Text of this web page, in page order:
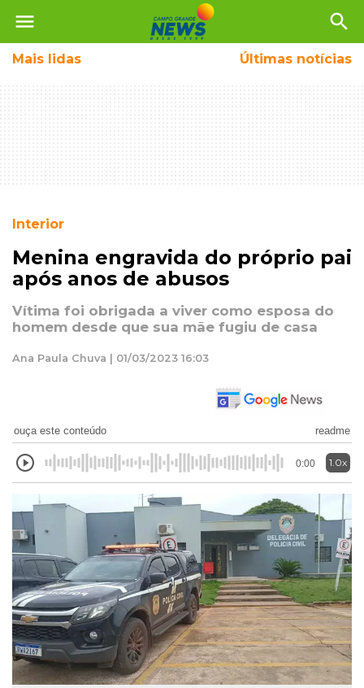
menu search
Mais lidas Últimas notícias
Interior
Menina engravida do próprio pai
após anos de abusos
Vítima foi obrigada a viver como esposa do
homem desde que sua mãe fugiu de casa
Ana Paula Chuva | 01/03/2023 16:03
ouça este conteúdo readme
0:00 1.0x